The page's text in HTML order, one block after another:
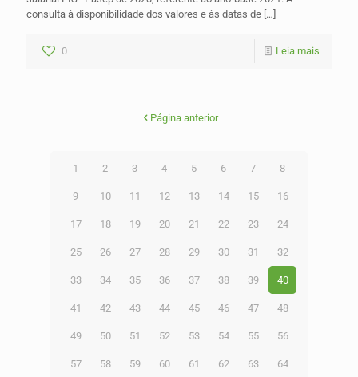
consulta à disponibilidade dos valores e às datas de […]
0 Leia mais
Página anterior
1 2 3 4 5 6 7 8
9 10 11 12 13 14 15 16
17 18 19 20 21 22 23 24
25 26 27 28 29 30 31 32
33 34 35 36 37 38 39 40
41 42 43 44 45 46 47 48
49 50 51 52 53 54 55 56
57 58 59 60 61 62 63 64